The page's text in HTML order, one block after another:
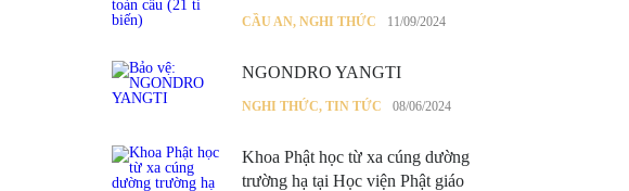
CẦU AN, NGHI THỨC 11/09/2024
NGONDRO YANGTI
NGHI THỨC, TIN TỨC 08/06/2024
Khoa Phật học từ xa cúng dường
trường hạ tại Học viện Phật giáo